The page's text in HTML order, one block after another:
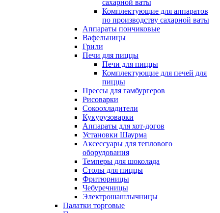
сахарной ваты
Комплектующие для аппаратов
по производству сахарной ваты
Аппараты пончиковые
Вафельницы
Грили
Печи для пиццы
Печи для пиццы
Комплектующие для печей для
пиццы
Прессы для гамбургеров
Рисоварки
Сокоохладители
Кукурузоварки
Аппараты для хот-догов
Установки Шаурма
Аксессуары для теплового
оборудования
Темперы для шоколада
Столы для пиццы
Фритюрницы
Чебуречницы
Электрошашлычницы
Палатки торговые